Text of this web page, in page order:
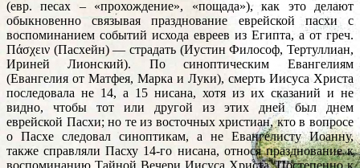
(евр. песах – «прохождение», «пощада»), как это делают
обыкновенно связывая празднование еврейской пасхи с
воспоминанием событий исхода евреев из Египта, а от греч.
Πάσχειν (Пасхейн) — страдать (Иустин Философ, Тертуллиан,
Ириней Лионский). По синоптическим Евангелиям
(Евангелия от Матфея, Марка и Луки), смерть Иисуса Христа
последовала не 14, а 15 нисана, хотя из их сказаний и не
видно, чтобы тот или другой из этих дней был днем
еврейской Пасхи; но те из восточных христиан, кто в вопросе
о Пасхе следовал синоптикам, а не Евангелисту Иоанну,
также справляли Пасху 14-го нисана, относя празднование к
воспоминанию Тайной Вечери Иисуса Христа. Постепенно к